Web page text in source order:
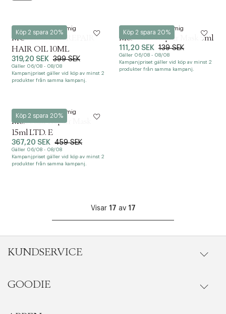
Meddela mig
Köp 2 spara 20%
K18
MOLECULAR REPAIR
HAIR OIL 10ML
319,20 SEK 399 SEK
Gäller 06/08 - 08/08
Kampanjpriset gäller vid köp av minst 2
produkter från samma kampanj.
Meddela mig
Köp 2 spara 20%
K18
Molecular Repair Mask 5ml
111,20 SEK 139 SEK
Gäller 06/08 - 08/08
Kampanjpriset gäller vid köp av minst 2
produkter från samma kampanj.
Meddela mig
Köp 2 spara 20%
K18
Molecular Repair Mask
15ml LTD. E
367,20 SEK 459 SEK
Gäller 06/08 - 08/08
Kampanjpriset gäller vid köp av minst 2
produkter från samma kampanj.
Visar 17 av 17
KUNDSERVICE
Onlineköp
GOODIE